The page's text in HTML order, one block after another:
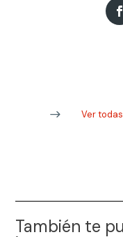
Ver
También te